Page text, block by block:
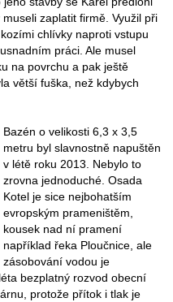
zaplatit firmě. Využil při
chlívky naproti vstupu
práci. Ale musel
na povrchu a pak ještě
větší fuška, než kdybych
Bazén o velikosti 6,3 x 3,5
metru byl slavnostně napuštěn
v létě roku 2013. Nebylo to
zrovna jednoduché. Osada
Kotel je sice nejbohatším
evropským prameništěm,
kousek nad ní pramení
například řeka Ploučnice, ale
zásobování vodou je
bezplatný rozvod obecní
protože přítok i tlak je